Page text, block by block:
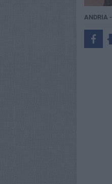
ANDRIA -